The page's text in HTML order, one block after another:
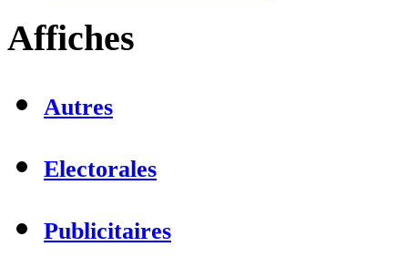
Affiches
Autres
Electorales
Publicitaires